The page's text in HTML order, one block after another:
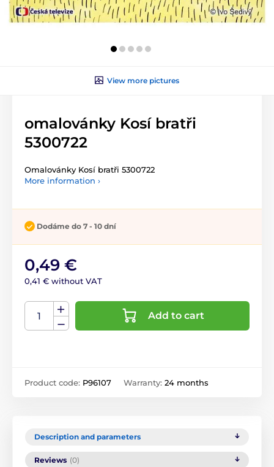
View more pictures
omalovánky Kosí bratři
5300722
Omalovánky Kosí bratři 5300722
More information ›
Dodáme do 7 - 10 dní
0,49 €
0,41 € without VAT
Add to cart
Product code: P96107 Warranty: 24 months
Description and parameters
Reviews (0)